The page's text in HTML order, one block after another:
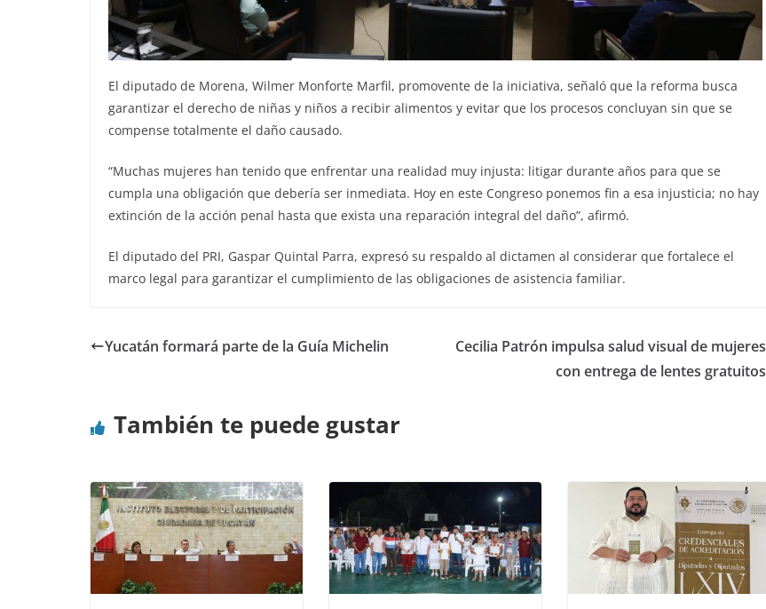
El diputado de Morena, Wilmer Monforte Marfil, promovente de la iniciativa, señaló que la reforma busca
garantizar el derecho de niñas y niños a recibir alimentos y evitar que los procesos concluyan sin que se
compense totalmente el daño causado.
“Muchas mujeres han tenido que enfrentar una realidad muy injusta: litigar durante años para que se
cumpla una obligación que debería ser inmediata. Hoy en este Congreso ponemos fin a esa injusticia; no hay
extinción de la acción penal hasta que exista una reparación integral del daño”, afirmó.
El diputado del PRI, Gaspar Quintal Parra, expresó su respaldo al dictamen al considerar que fortalece el
marco legal para garantizar el cumplimiento de las obligaciones de asistencia familiar.
Yucatán formará parte de la Guía Michelin
Cecilia Patrón impulsa salud visual de mujeres
con entrega de lentes gratuitos
También te puede gustar